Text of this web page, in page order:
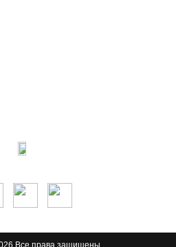
Все права защищены